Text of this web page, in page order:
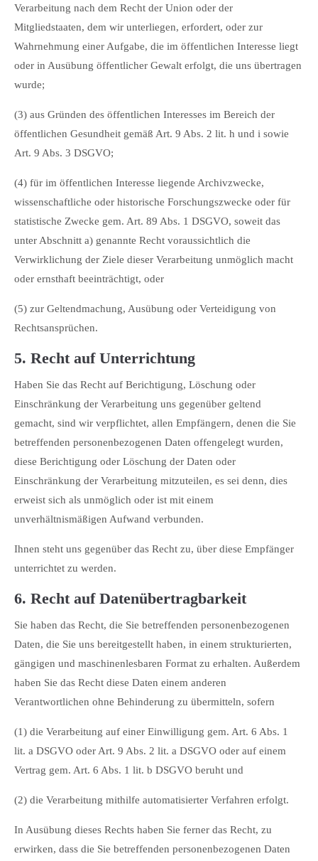
Verarbeitung nach dem Recht der Union oder der
Mitgliedstaaten, dem wir unterliegen, erfordert, oder zur
Wahrnehmung einer Aufgabe, die im öffentlichen Interesse liegt
oder in Ausübung öffentlicher Gewalt erfolgt, die uns übertragen
wurde;
(3) aus Gründen des öffentlichen Interesses im Bereich der
öffentlichen Gesundheit gemäß Art. 9 Abs. 2 lit. h und i sowie
Art. 9 Abs. 3 DSGVO;
(4) für im öffentlichen Interesse liegende Archivzwecke,
wissenschaftliche oder historische Forschungszwecke oder für
statistische Zwecke gem. Art. 89 Abs. 1 DSGVO, soweit das
unter Abschnitt a) genannte Recht voraussichtlich die
Verwirklichung der Ziele dieser Verarbeitung unmöglich macht
oder ernsthaft beeinträchtigt, oder
(5) zur Geltendmachung, Ausübung oder Verteidigung von
Rechtsansprüchen.
5. Recht auf Unterrichtung
Haben Sie das Recht auf Berichtigung, Löschung oder
Einschränkung der Verarbeitung uns gegenüber geltend
gemacht, sind wir verpflichtet, allen Empfängern, denen die Sie
betreffenden personenbezogenen Daten offengelegt wurden,
diese Berichtigung oder Löschung der Daten oder
Einschränkung der Verarbeitung mitzuteilen, es sei denn, dies
erweist sich als unmöglich oder ist mit einem
unverhältnismäßigen Aufwand verbunden.
Ihnen steht uns gegenüber das Recht zu, über diese Empfänger
unterrichtet zu werden.
6. Recht auf Datenübertragbarkeit
Sie haben das Recht, die Sie betreffenden personenbezogenen
Daten, die Sie uns bereitgestellt haben, in einem strukturierten,
gängigen und maschinenlesbaren Format zu erhalten. Außerdem
haben Sie das Recht diese Daten einem anderen
Verantwortlichen ohne Behinderung zu übermitteln, sofern
(1) die Verarbeitung auf einer Einwilligung gem. Art. 6 Abs. 1
lit. a DSGVO oder Art. 9 Abs. 2 lit. a DSGVO oder auf einem
Vertrag gem. Art. 6 Abs. 1 lit. b DSGVO beruht und
(2) die Verarbeitung mithilfe automatisierter Verfahren erfolgt.
In Ausübung dieses Rechts haben Sie ferner das Recht, zu
erwirken, dass die Sie betreffenden personenbezogenen Daten